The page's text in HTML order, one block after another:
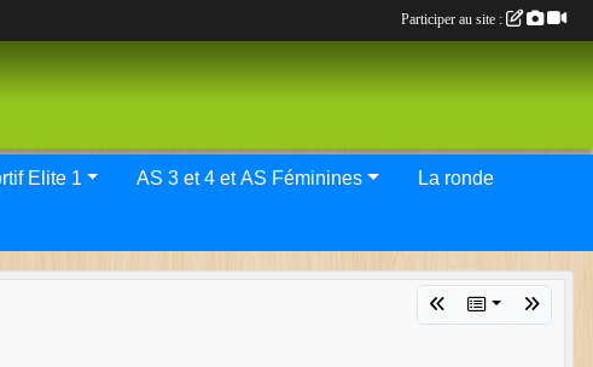
Club sportif Elite 1 AS 3 et 4 et AS Féminines La ronde
Participer au site :